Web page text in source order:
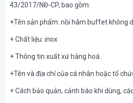
43/2017/NĐ-CP, bao gồm:
+Tên sản phẩm: nồi hâm buffet không
+ Chất liệu: inox
+ Thông tin xuất xứ hàng hoá.
+Tên và địa chỉ của cá nhân hoặc tổ
+ Cách bảo quản, cảnh báo khi dùng,